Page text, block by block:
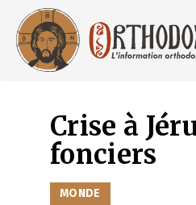
contenu
Crise à
fonciers
CATÉGORIES
MONDE